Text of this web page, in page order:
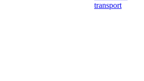
transport